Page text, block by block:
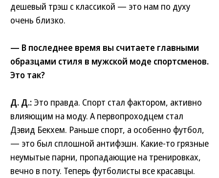
дешевый трэш с классикой — это нам по духу
очень близко.
— В последнее время вы считаете главными
образцами стиля в мужской моде спортсменов.
Это так?
Д. Д.: Это правда. Спорт стал фактором, активно
влияющим на моду. А первопроходцем стал
Дэвид Бекхем. Раньше спорт, а особенно футбол,
— это был сплошной антифэшн. Какие-то грязные
неумытые парни, пропадающие на тренировках,
вечно в поту. Теперь футболисты все красавцы.